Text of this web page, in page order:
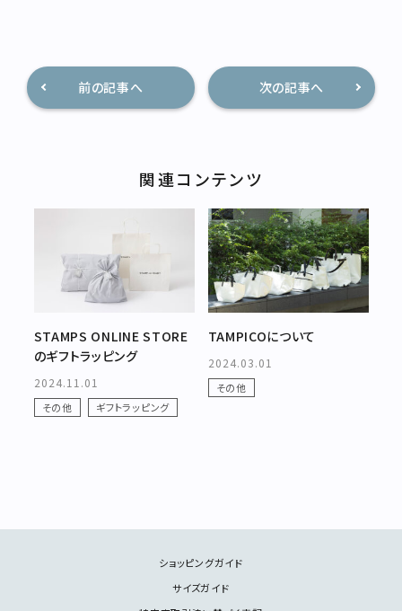
前の記事へ 次の記事へ
関連コンテンツ
STAMPS ONLINE STORE
のギフトラッピング
2024.11.01
その他 ギフトラッピング
TAMPICOについて
2024.03.01
その他
ショッピングガイド
サイズガイド